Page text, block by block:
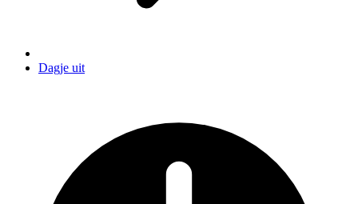
Dagje uit